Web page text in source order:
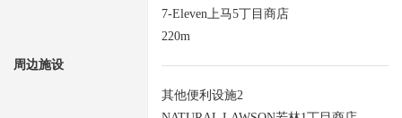
周边施设
7-Eleven上马5丁目商店
220m
其他便利设施2